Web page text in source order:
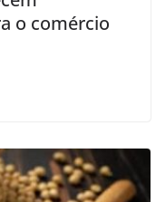
o comércio